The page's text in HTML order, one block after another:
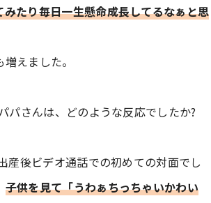
たり毎日一生懸命成長してるなぁと思
えました。
パさんは、どのような反応でしたか?
後ビデオ通話での初めての対面でし
子供を見て「うわぁちっちゃいかわい